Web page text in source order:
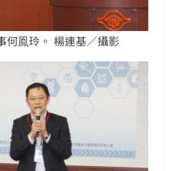
何鳯玲。 楊連基／攝影